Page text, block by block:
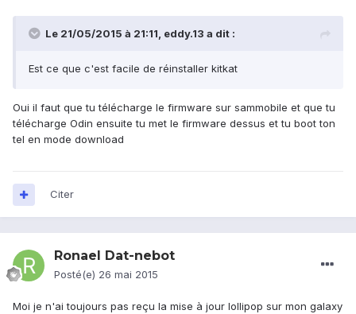
Le 21/05/2015 à 21:11, eddy.13 a dit :
Est ce que c'est facile de réinstaller kitkat
Oui il faut que tu télécharge le firmware sur sammobile et que tu
télécharge Odin ensuite tu met le firmware dessus et tu boot ton
tel en mode download
Citer
Ronael Dat-nebot
Posté(e) 26 mai 2015
Moi je n'ai toujours pas reçu la mise à jour lollipop sur mon galaxy